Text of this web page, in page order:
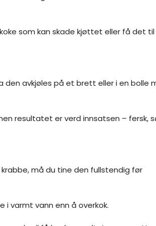
som kan skade kjøttet eller få det til
den avkjøles på et brett eller i en bolle
resultatet er verd innsatsen – fersk,
må du tine den fullstendig før
varmt vann enn å overkok.